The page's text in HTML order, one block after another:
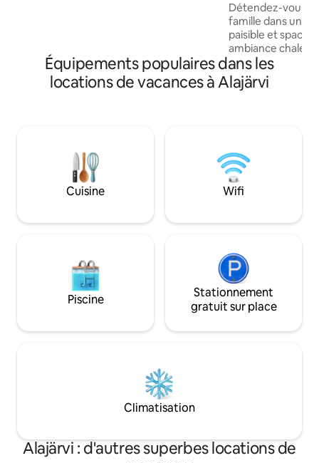
d'eau. Sur la terrasse de la plage, un petit
abri, un barbecue à gaz et une table à
manger. Dans le sauna, il y a un bain à
protégé des voisins par des arbres. Pas
d'animaux de compagnie.
Détendez-vous
famille dans un
paisible et
ambiance chaleureuse.
facile et sans
courte ou de longue
comprend les
vers le centre et
À distance de
(petit-déjeuner et
en semaine). Des sentiers de
ski de Lakis sont
Équipements populaires dans les
locations de vacances à Alajärvi
Cuisine Wifi
Piscine
Stationnement
gratuit sur place
Climatisation
Alajärvi : d'autres superbes locations de